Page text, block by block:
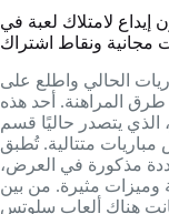
لامتلاك لعبة في
الحالي واطلع على
طرق المراهنة. أحد هذه
الذي يتصدر حاليًا قسم
متتالية. تُطبق
مذكورة في العرض،
وميزات مثيرة. من بين
هناك ألعاب سلوتس